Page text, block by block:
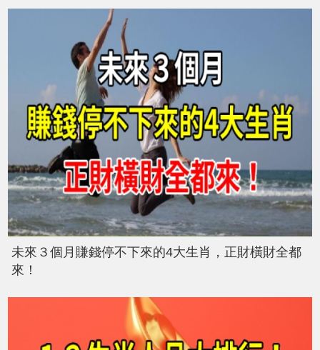
未來３個月賺錢停不下來的4大生肖，正財橫財全都
來！